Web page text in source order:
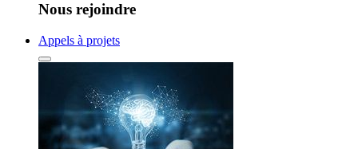
Nous rejoindre
Appels à projets